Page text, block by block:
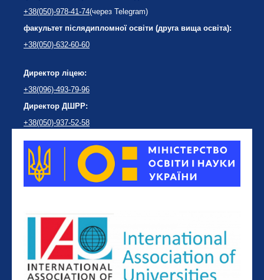
+38(050)-978-41-74(через Telegram)
факультет післядипломної освіти (друга вища освіта):
+38(050)-632-60-60
Директор ліцею:
+38(096)-493-79-96
Директор ДШРР:
+38(050)-937-52-58